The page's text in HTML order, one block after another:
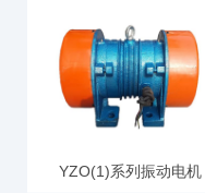
YZO(1)系列振动电机